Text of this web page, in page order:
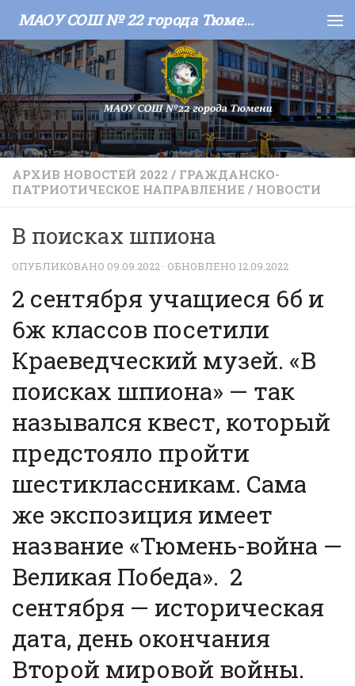
Skip to content МАОУ СОШ № 22 города Тюмени
АРХИВ НОВОСТЕЙ 2022 / ГРАЖДАНСКО-
ПАТРИОТИЧЕСКОЕ НАПРАВЛЕНИЕ / НОВОСТИ
В поисках шпиона
ОПУБЛИКОВАНО 09.09.2022 · ОБНОВЛЕНО 12.09.2022
2 сентября учащиеся 6б и
6ж классов посетили
Краеведческий музей. «В
поисках шпиона» — так
назывался квест, который
предстояло пройти
шестиклассникам. Сама
же экспозиция имеет
название «Тюмень-война —
Великая Победа». 2
сентября — историческая
дата, день окончания
Второй мировой войны.